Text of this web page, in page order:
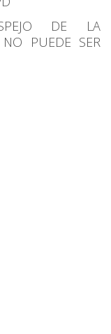
DE LA
PUEDE SER